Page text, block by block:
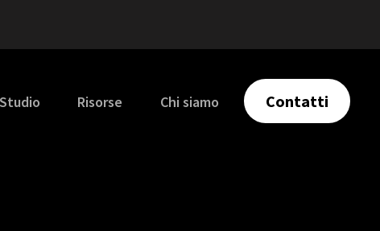
Risorse Chi siamo Contatti